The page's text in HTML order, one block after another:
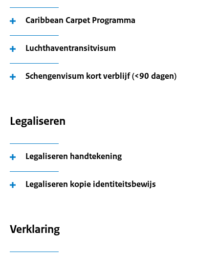
Caribbean Carpet Programma
Luchthaventransitvisum
Schengenvisum kort verblijf (<90 dagen)
Legaliseren
Legaliseren handtekening
Legaliseren kopie identiteitsbewijs
Verklaring